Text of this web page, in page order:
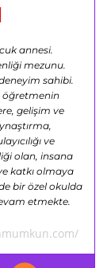
annesi.
mezunu.
sahibi.
öğretmenin
gelişim ve
ve
olan, insana
katkı olmaya
bir özel okulda
etmekte.